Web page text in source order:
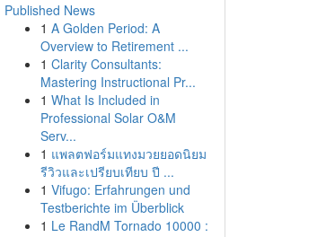
Published News
1 A Golden Period: A
Overview to Retirement ...
1 Clarity Consultants:
Mastering Instructional Pr...
1 What Is Included in
Professional Solar O&M
Serv...
1 แพลตฟอร์มแทงมวยยอดนิยม
รีวิวและเปรียบเทียบ ปี ...
1 Vifugo: Erfahrungen und
Testberichte im Überblick
1 Le RandM Tornado 10000 :